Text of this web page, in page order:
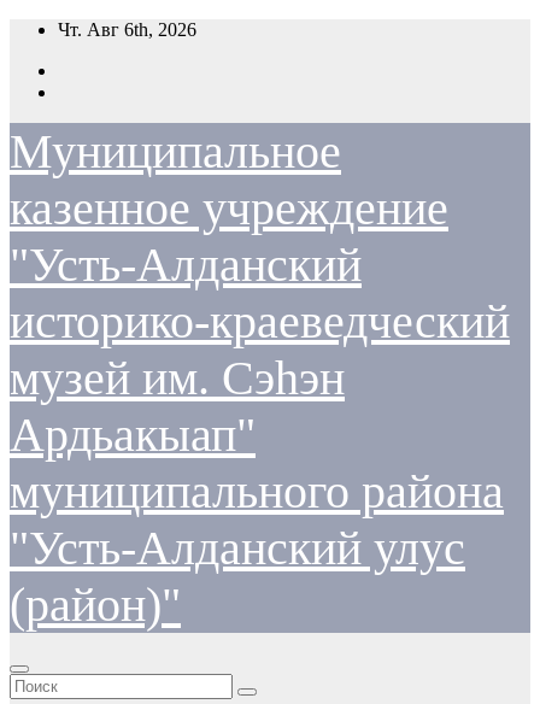
Перейти
содержимому
Чт. Авг 6th, 2026
Муниципальное
казенное учреждение
"Усть-Алданский
историко-краеведческий
музей им. Сэһэн
Ардьакыап"
муниципального района
"Усть-Алданский улус
(район)"